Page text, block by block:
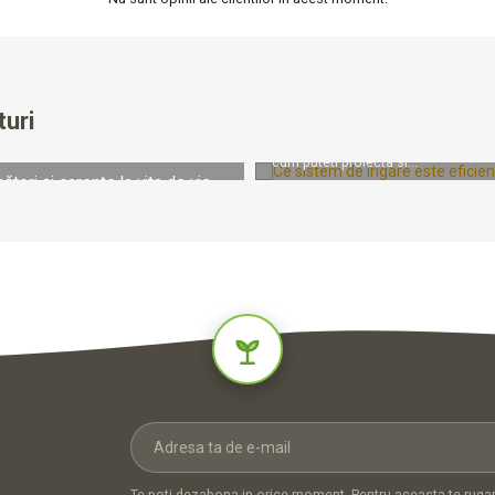
și carențe la vița de vie.
cum puteti proiecta si...